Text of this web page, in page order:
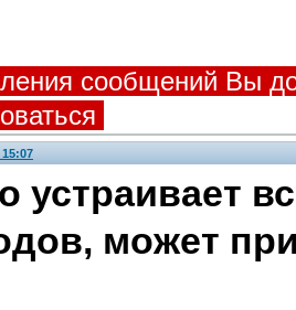
сообщений Вы
15:07
устраивает
может